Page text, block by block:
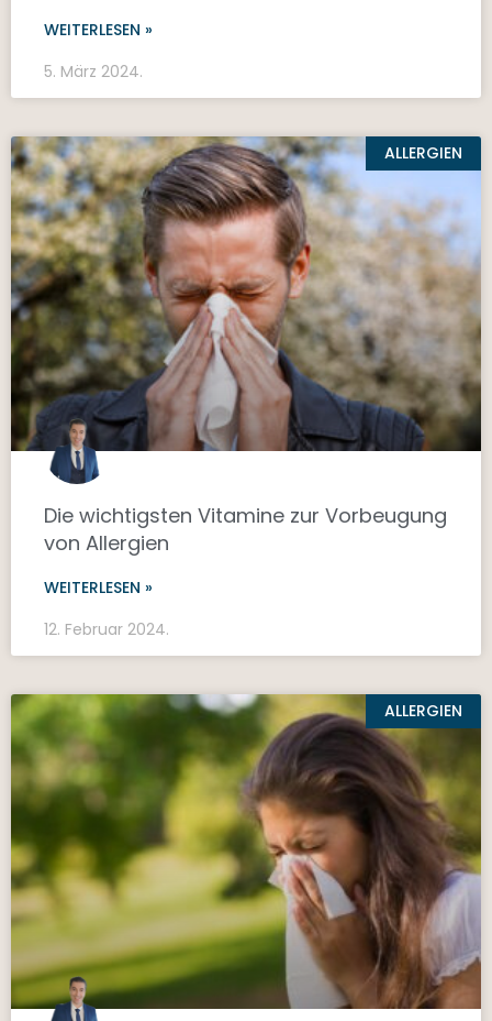
WEITERLESEN »
5. März 2024.
ALLERGIEN
Die wichtigsten Vitamine zur Vorbeugung
von Allergien
WEITERLESEN »
12. Februar 2024.
ALLERGIEN